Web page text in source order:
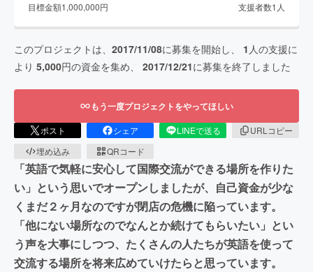
目標金額1,000,000円 支援者数1 人
このプロジェクトは、 2017/11/08に募集を開始し、 1 人の支援に
より 5,000円の資金を集め、 2017/12/21に募集を終了しました
もう一度プロジェクトをやってほしい
ポスト シェア LINEで送る
URLコピー
埋め込み
QRコード
「英語で気軽に安心して国際交流ができる場所を作りた
い」という思いでオープンしましたが、自己資金が少な
くまだ２ヶ月なのですが閉店の危機に陥っています。
「他にない場所なのでなんとか続けてもらいたい」とい
う声を大事にしつつ、たくさんの人たちが英語を使って
交流する場所を将来広めていけたらと思っています。